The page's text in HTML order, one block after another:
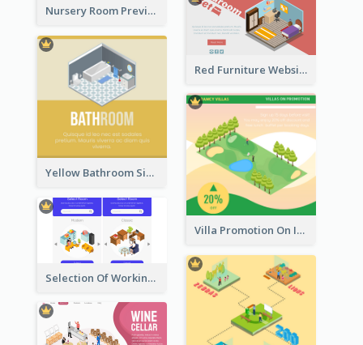
Nursery Room Preview With Isometric Diagram
Red Furniture Website Landing Page With Isometric Diagram
Yellow Bathroom Sign With Isometric Diagram
Villa Promotion On Instagram With Isometric Diagram
Selection Of Working Space With Isometric Graphics